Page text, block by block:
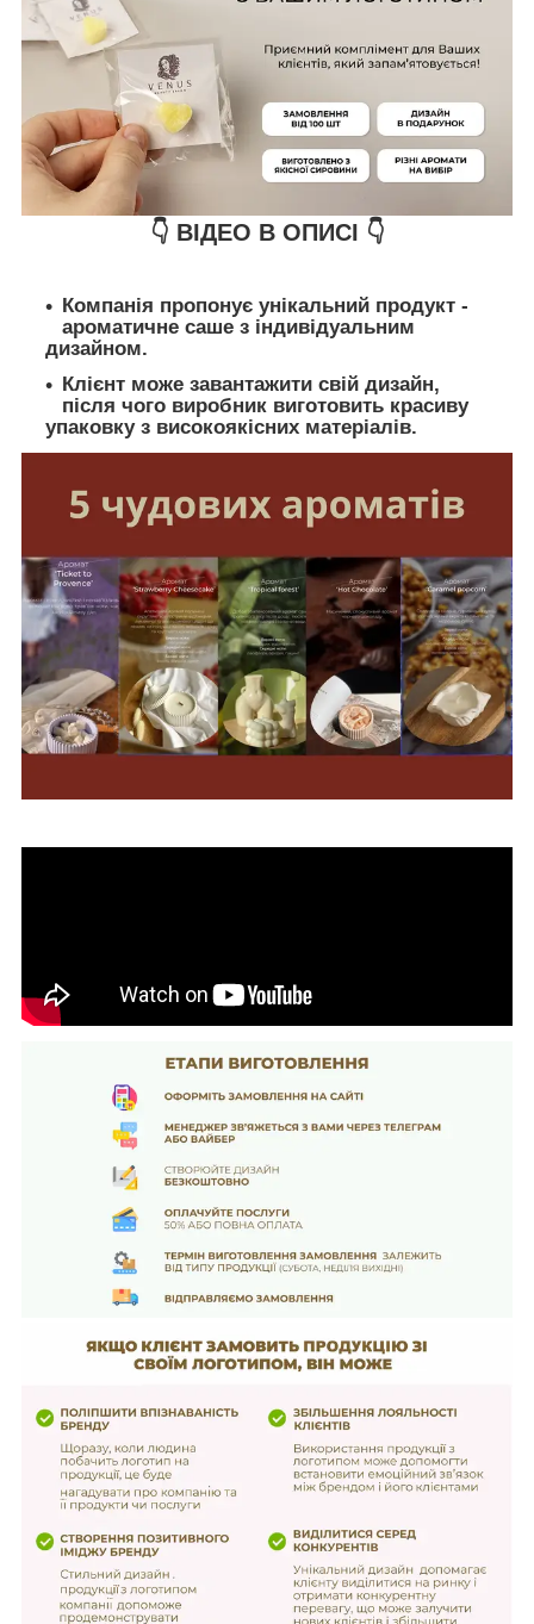
👇 ВІДЕО В ОПИСІ 👇
Компанія пропонує унікальний продукт -
ароматичне саше з індивідуальним
дизайном.
Клієнт може завантажити свій дизайн,
після чого виробник виготовить красиву
упаковку з високоякісних матеріалів.